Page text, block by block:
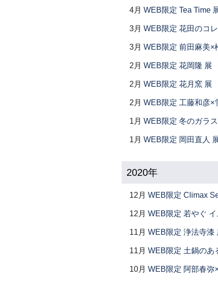
4月 WEB限定 Tea Time
3月 WEB限定 花田のコ
3月 WEB限定 前田麻美×
2月 WEB限定 花岡隆 展
2月 WEB限定 花月窯 展
2月 WEB限定 工藤和彦×
1月 WEB限定 冬のガラ
1月 WEB限定 岡田直人
2020年
12月 WEB限定 Climax
12月 WEB限定 若やぐ
11月 WEB限定 浄法寺漆
11月 WEB限定 土鍋のあ
10月 WEB限定 阿部春弥